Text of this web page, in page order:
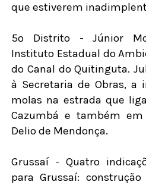
que estiverem
5º Distrito - Júnior
Instituto Estadual do
do Canal do Quitinguta.
à Secretaria de Obras, a
molas na estrada que
Cazumbá e também
Delio de Mendonça.
Grussaí - Quatro
para Grussaí: